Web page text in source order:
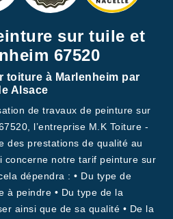
sur tuile et
67520
toiture à Marlenheim par
Alsace
de travaux de peinture sur
l’entreprise M.K Toiture -
des prestations de qualité au
concerne notre tarif peinture sur
dépendra : • Du type de
à peindre • Du type de la
ainsi que de sa qualité • De la